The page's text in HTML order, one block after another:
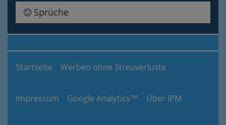
Sprüche
Startseite Werben ohne Streuverluste
Impressum Google Analytics™ Über IPM